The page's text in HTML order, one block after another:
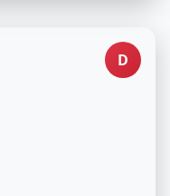
D